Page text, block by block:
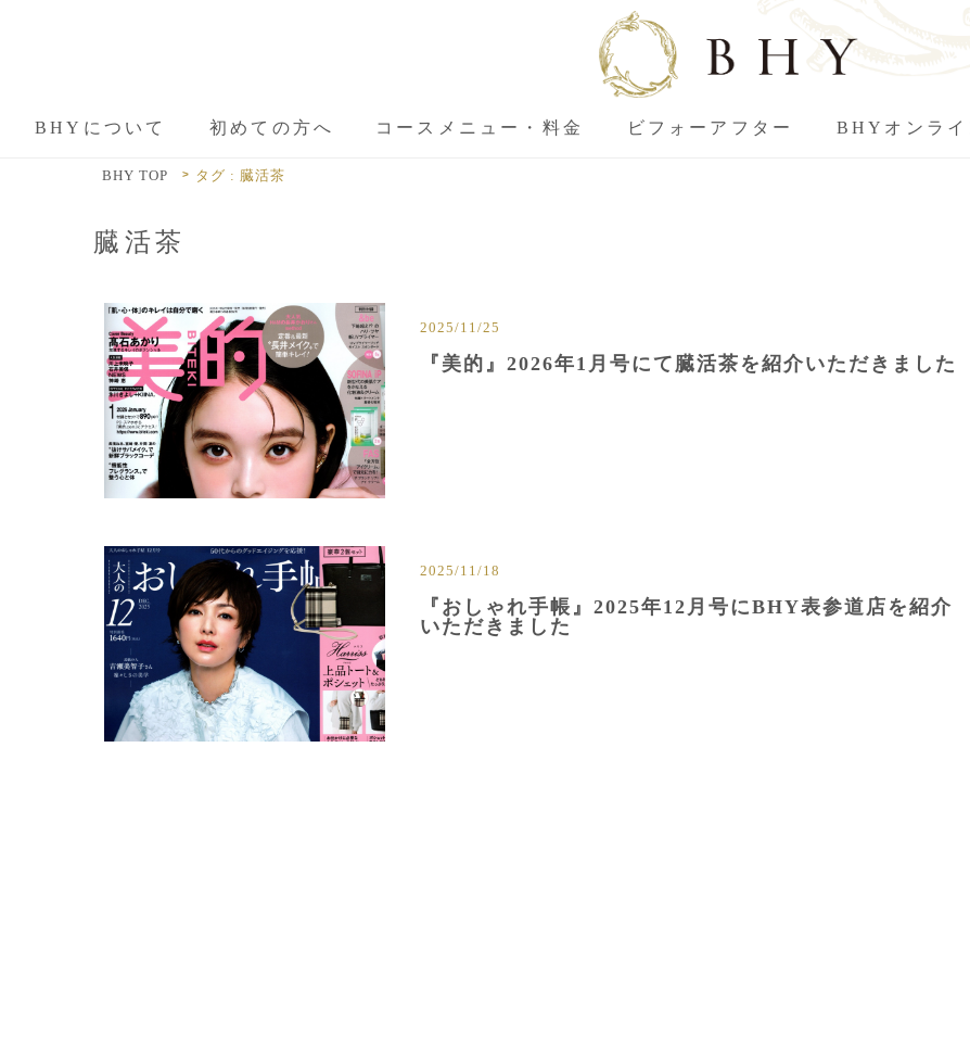
BHYについて 初めての方へ コースメニュー・料金 ビフォーアフター BHYオンライ
BHY TOP タグ : 臓活茶
臓活茶
2025/11/25
『美的』2026年1月号にて臓活茶を紹介いただきました
2025/11/18
『おしゃれ手帳』2025年12月号にBHY表参道店を紹介
いただきました